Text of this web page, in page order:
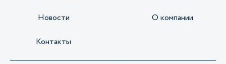
Новости О компании
Контакты